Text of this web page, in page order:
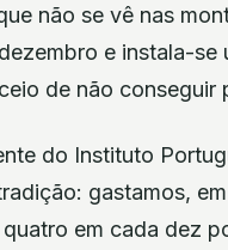
não se vê nas
e instala-se
de não conseguir
do Instituto
gastamos,
em cada dez